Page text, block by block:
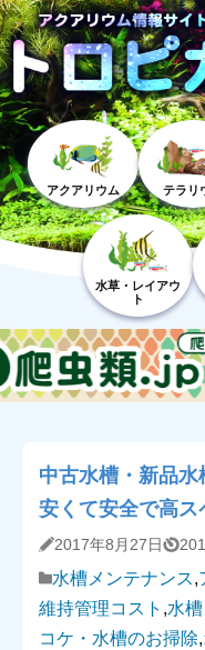
アクアリウム テラリ
水草・レイアウ
ト
中古水槽・新品水
安くて安全で高ス
2017年8月27日
水槽メンテナンス,
維持管理コスト ,水
コケ・水槽のお掃除,